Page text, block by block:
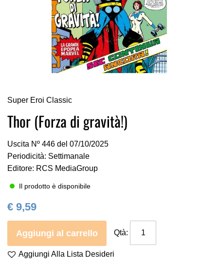
all'inizio
della
galleria
immagini
Super Eroi Classic
Thor (Forza di gravità!)
Uscita Nº 446 del 07/10/2025
Periodicità: Settimanale
Editore: RCS MediaGroup
Il prodotto è disponibile
€ 9,59
Aggiungi al carrello Qtà:
Aggiungi Alla Lista Desideri